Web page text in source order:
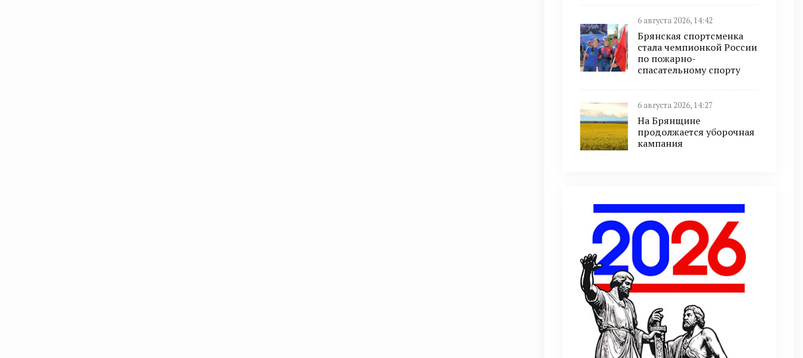
6 августа 2026, 14:42
Брянская спортсменка
стала чемпионкой России
по пожарно-
спасательному спорту
6 августа 2026, 14:27
На Брянщине
продолжается уборочная
кампания